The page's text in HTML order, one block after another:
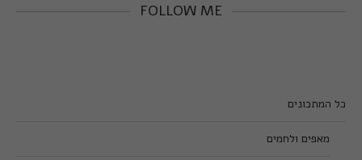
FOLLOW ME
כל המתכונים
מאפים ולחמים